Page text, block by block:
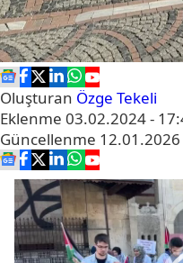
Oluşturan Özge Tekeli
Eklenme 03.02.2024 -
Güncellenme
Video
oynatıcı